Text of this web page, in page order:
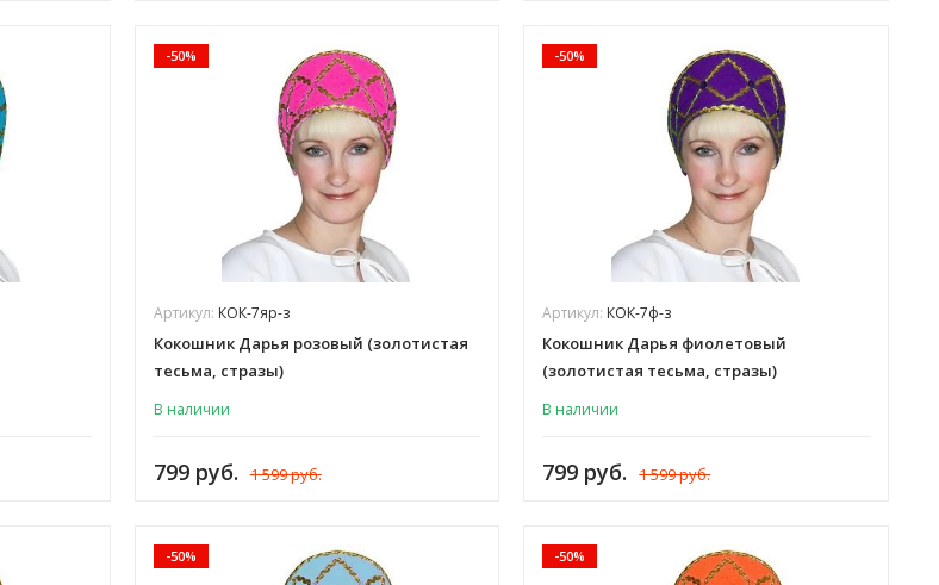
-50%
Артикул: КОК-7яр-з
Кокошник Дарья розовый (золотистая
тесьма, стразы)
В наличии
799 руб. 1 599 руб.
-50%
Артикул: КОК-7ф-з
Кокошник Дарья фиолетовый
(золотистая тесьма, стразы)
В наличии
799 руб. 1 599 руб.
-50% -50%